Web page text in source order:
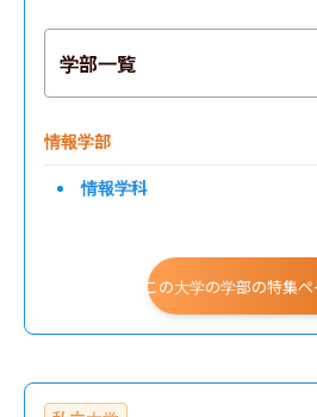
学部一覧
情報学部
情報学科
この大学の学部の特集ペ